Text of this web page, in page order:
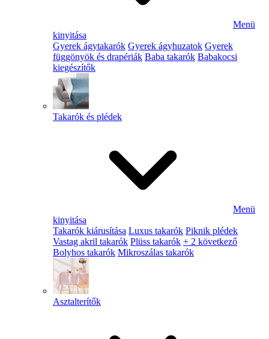
Menü
kinyitása
Gyerek ágytakarók Gyerek ágyhuzatok Gyerek
függönyök és drapériák Baba takarók Babakocsi
kiegészítők
Takarók és plédek
Menü
kinyitása
Takarók kiárusítása Luxus takarók Piknik plédek
Vastag akril takarók Plüss takarók + 2 következő
Bolyhos takarók Mikroszálas takarók
Asztalterítők